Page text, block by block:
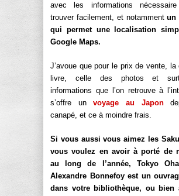
avec les informations
trouver facilement, et notammentun
qui permet une localisation
Google Maps.
J’avoue que pour le prix de vente, la
livre, celle des photos et
informations que l’on retrouve à
s’offre unvoyage au Japon
canapé, et ce à moindre frais.
Si vous aussi vous aimez les
vous voulez en avoir à porté de
au long de l’année, Tokyo
Alexandre Bonnefoy est un
dans votre bibliothèque, ou bien